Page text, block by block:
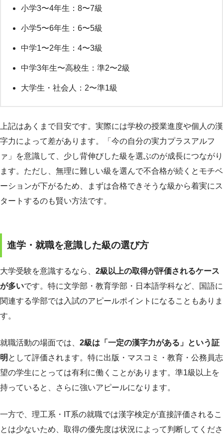
小学3〜4年生：8〜7級
小学5〜6年生：6〜5級
中学1〜2年生：4〜3級
中学3年生〜高校生：準2〜2級
大学生・社会人：2〜準1級
上記はあくまで目安です。実際には学校の授業進度や個人の漢
字力によって差があります。「今の自分の実力プラスアルフ
ァ」を意識して、少し背伸びした級を選ぶのが成長につながり
ます。ただし、無理に難しい級を選んで不合格が続くとモチベ
ーションが下がるため、まずは合格できそうな級から着実にス
タートするのも賢い方法です。
進学・就職を意識した級の選び方
大学受験を意識するなら、 2級以上の取得が評価されるケース
が多いです。特に文学部・教育学部・日本語学科など、国語に
関連する学部では入試のアピールポイントになることもありま
す。
就職活動の場面では、 2級は「一定の漢字力がある」という証
明 として評価されます。特に出版・マスコミ・教育・公務員志
望の学生にとっては有利に働くことがあります。準1級以上を
持っていると、さらに強いアピールになります。
一方で、理工系・IT系の就職では漢字検定が直接評価されるこ
とは少ないため、取得の優先度は状況によって判断してくださ